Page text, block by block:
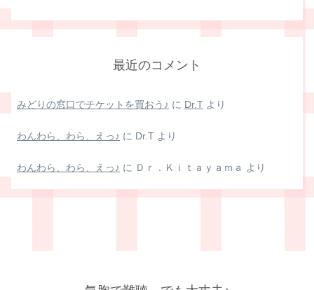
最近のコメント
みどりの窓口でチケットを買おう♪ に Dr.T より
わんわら、わら、えっ♪ に Dr.T より
わんわら、わら、えっ♪ に Ｄｒ．Ｋｉｔａｙａｍａ より